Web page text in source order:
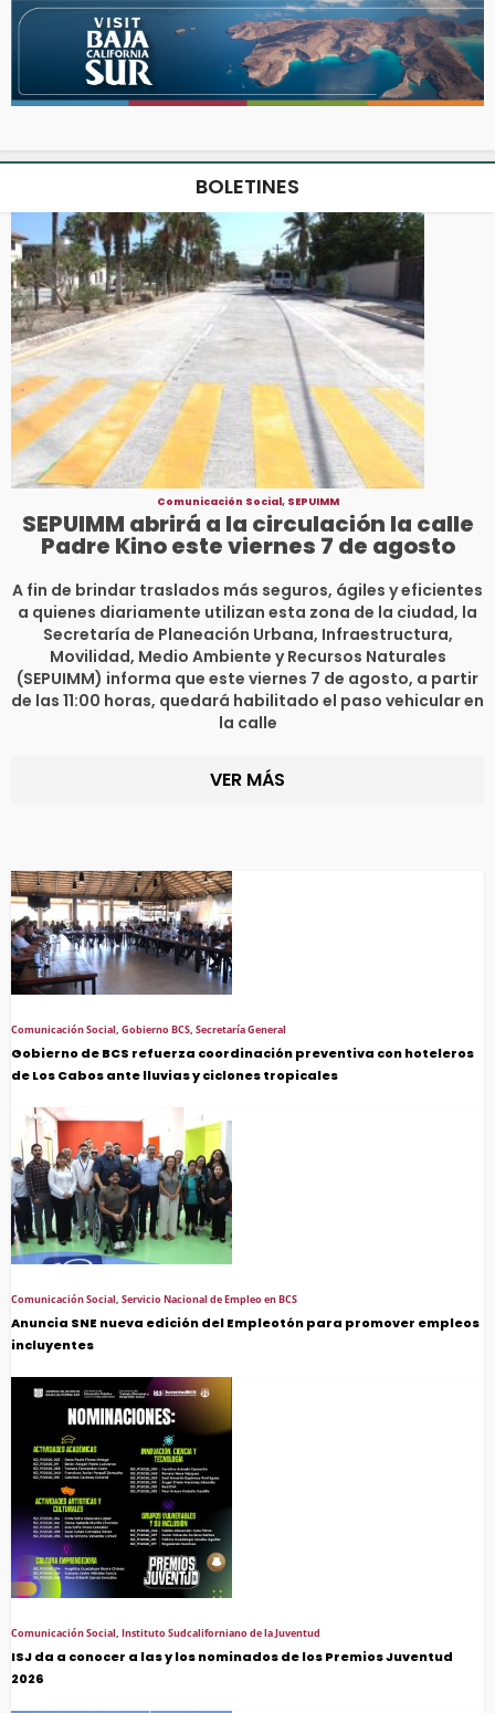
BOLETINES
Comunicación Social, SEPUIMM
SEPUIMM abrirá a la circulación la calle
Padre Kino este viernes 7 de agosto
A fin de brindar traslados más seguros, ágiles y eficientes
a quienes diariamente utilizan esta zona de la ciudad, la
Secretaría de Planeación Urbana, Infraestructura,
Movilidad, Medio Ambiente y Recursos Naturales
(SEPUIMM) informa que este viernes 7 de agosto, a partir
de las 11:00 horas, quedará habilitado el paso vehicular en
la calle
VER MÁS
Comunicación Social, Gobierno BCS, Secretaría General
Gobierno de BCS refuerza coordinación preventiva con hoteleros
de Los Cabos ante lluvias y ciclones tropicales
Comunicación Social, Servicio Nacional de Empleo en BCS
Anuncia SNE nueva edición del Empleotón para promover empleos
incluyentes
Comunicación Social, Instituto Sudcaliforniano de la Juventud
ISJ da a conocer a las y los nominados de los Premios Juventud
2026